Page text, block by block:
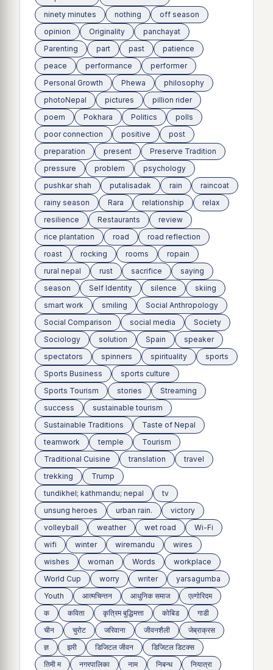
ninety minutes
nothing
off season
opinion
Originality
panchayat
Parenting
part past
patience
peace
performance
performer
Personal Growth
Phewa
philosophy
photoNepal
pictures
pillion rider
poem
Pokhara Politics
polls
poor connection
positive
post
preparation
present
Preserve Tradition
pressure
problem
psychology
pushkar shah
putalisadak rain
raincoat
rainy season
Rara relationship
relax
resilience
Restaurants
review
rice plantation
road
road reflection
roast
rocking rooms
ropain
rural nepal
rust sacrifice
saying
season
Self Identity silence
skiing
smart work
smiling
Social Anthropology
Social Comparison
social media
Society
Sociology
solution Spain
speaker
spectators
spinners spirituality
sports
Sports Business
sports culture
Sports Tourism
stories
Streaming
success
sustainable tourism
Sustainable Traditions
Taste of Nepal
teamwork
temple
Tourism
Traditional Cuisine
translation
travel
trekking
Trump
tundikhel; kathmandu; nepal
tv
unsung heroes
urban rain.
victory
volleyball
weather wet road
Wi-Fi
wifi
winter wiremandu
wires
wishes
woman Words
workplace
World Cup
worry writer
yarsagumba
Youth
आत्मचिन्तन आधुनिक समाज
एल्गोरिदम
क
कविता कृत्रिम बुद्धिमत्ता कोबिड
गाडी
चीन
चुरोट जरिवाना जीवनशैली
जेब्राक्रस
ज्ञ
झरी डिजिटल जीवन
डिजिटल डिटक्स
तिमी म
नगरपालिका नाम निबन्ध
नियात्रा